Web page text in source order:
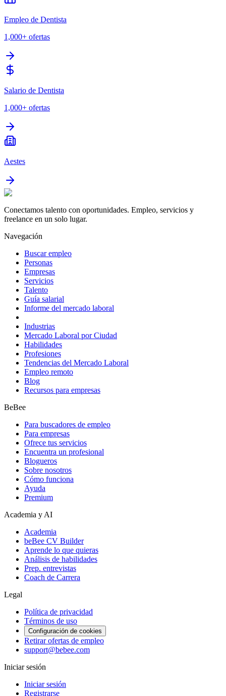
Empleo de Dentista
1,000+ ofertas
Salario de Dentista
1,000+ ofertas
Aestes
Conectamos talento con oportunidades. Empleo, servicios y
freelance en un solo lugar.
Navegación
Buscar empleo
Personas
Empresas
Servicios
Talento
Guía salarial
Informe del mercado laboral
Industrias
Mercado Laboral por Ciudad
Habilidades
Profesiones
Tendencias del Mercado Laboral
Empleo remoto
Blog
Recursos para empresas
BeBee
Para buscadores de empleo
Para empresas
Ofrece tus servicios
Encuentra un profesional
Blogueros
Sobre nosotros
Cómo funciona
Ayuda
Premium
Academia y AI
Academia
beBee CV Builder
Aprende lo que quieras
Análisis de habilidades
Prep. entrevistas
Coach de Carrera
Legal
Política de privacidad
Términos de uso
Configuración de cookies
Retirar ofertas de empleo
support@bebee.com
Iniciar sesión
Iniciar sesión
Registrarse